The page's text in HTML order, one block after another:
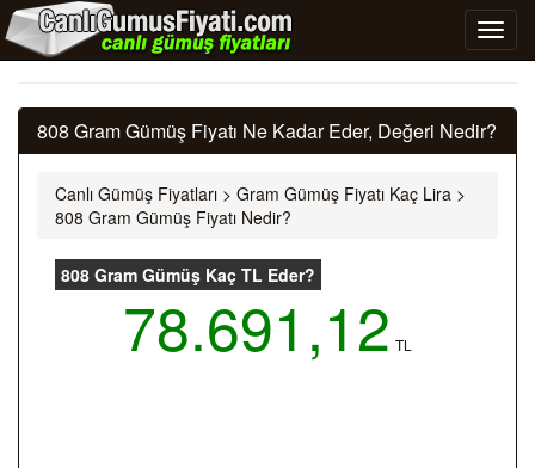
808 Gram Gümüş Fiyatı Ne Kadar Eder, Değeri Nedir?
Canlı Gümüş Fiyatları > Gram Gümüş Fiyatı Kaç Lira >
808 Gram Gümüş Fiyatı Nedir?
808 Gram Gümüş Kaç TL Eder?
78.691,12 TL